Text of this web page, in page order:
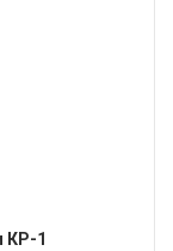
КР-1